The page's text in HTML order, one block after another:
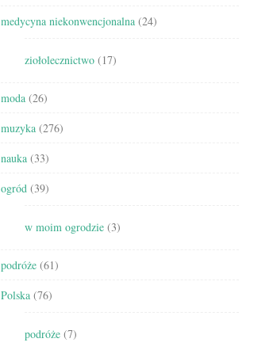
medycyna niekonwencjonalna (24)
ziołolecznictwo (17)
moda (26)
muzyka (276)
nauka (33)
ogród (39)
w moim ogrodzie (3)
podróże (61)
Polska (76)
podróże (7)